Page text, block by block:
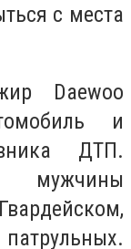
с места
Daewoo
и
ДТП.
мужчины